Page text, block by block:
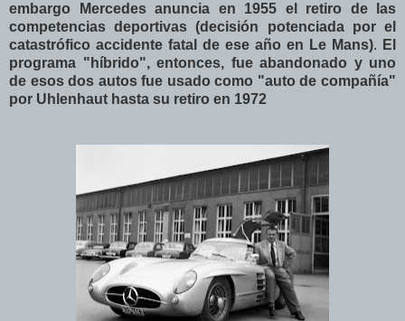
embargo Mercedes anuncia en 1955 el retiro de las
competencias deportivas (decisión potenciada por el
catastrófico accidente fatal de ese año en Le Mans). El
programa "híbrido", entonces, fue abandonado y uno
de esos dos autos fue usado como "auto de compañía"
por Uhlenhaut hasta su retiro en 1972